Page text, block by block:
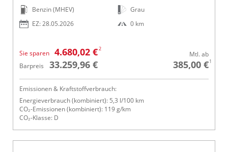
Benzin (MHEV)
EZ: 28.05.2026
Grau
0 km
Sie sparen 4.680,02 €2
Barpreis 33.259,96 €
Mtl. ab
385,00 €1
Emissionen & Kraftstoffverbrauch:
Energieverbrauch (kombiniert): 5,3 l/100 km
CO₂-Emissionen (kombiniert): 119 g/km
CO₂-Klasse: D